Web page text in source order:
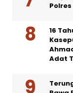
16
Adat